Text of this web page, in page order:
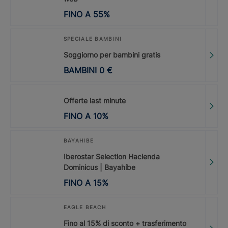
FINO A 55%
SPECIALE BAMBINI
Soggiorno per bambini gratis
BAMBINI 0 €
Offerte last minute
FINO A 10%
BAYAHIBE
Iberostar Selection Hacienda
Dominicus | Bayahíbe
FINO A 15%
EAGLE BEACH
Fino al 15% di sconto + trasferimento